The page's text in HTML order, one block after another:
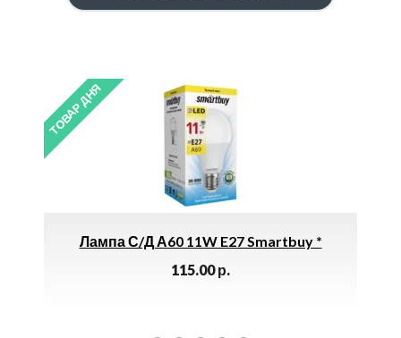
А60 11W E27 Smartbuy *
ТОВАР ДНЯ
Шпатель